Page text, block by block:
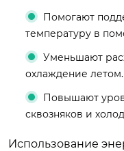
Помогают
температуру в
Уменьшают
охлаждение летом.
Повышают
сквозняков и
Использование